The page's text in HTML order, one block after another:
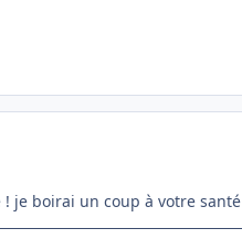
je boirai un coup à votre santé